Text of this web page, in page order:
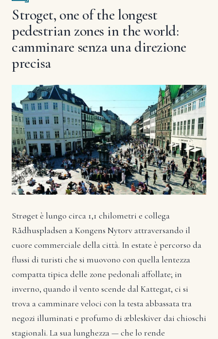
Stroget, one of the longest
pedestrian zones in the world:
camminare senza una direzione
precisa
Strøget è lungo circa 1,1 chilometri e collega
Rådhuspladsen a Kongens Nytorv attraversando il
cuore commerciale della città. In estate è percorso da
flussi di turisti che si muovono con quella lentezza
compatta tipica delle zone pedonali affollate; in
inverno, quando il vento scende dal Kattegat, ci si
trova a camminare veloci con la testa abbassata tra
negozi illuminati e profumo di æbleskiver dai chioschi
stagionali. La sua lunghezza — che lo rende